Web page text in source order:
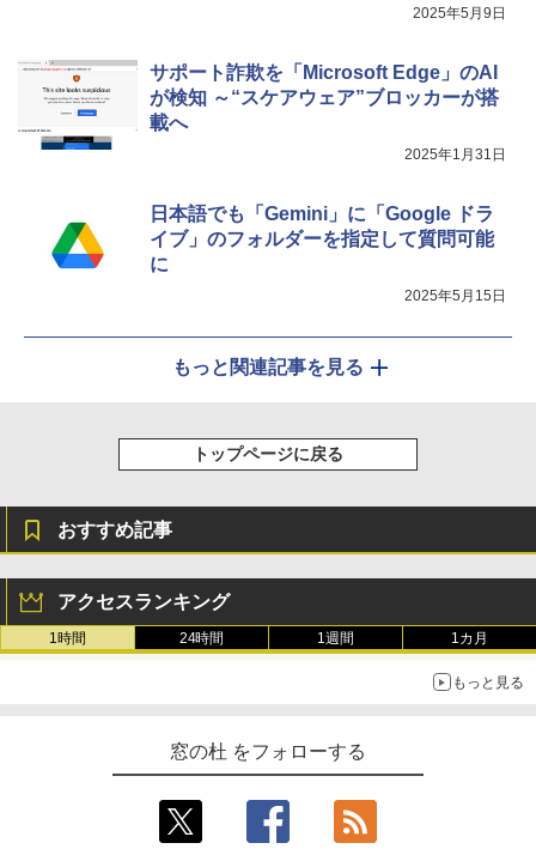
2025年5月9日
サポート詐欺を「Microsoft Edge」のAI
が検知 ～“スケアウェア”ブロッカーが搭
載へ
2025年1月31日
日本語でも「Gemini」に「Google ドラ
イブ」のフォルダーを指定して質問可能
に
2025年5月15日
もっと関連記事を見る
トップページに戻る
おすすめ記事
アクセスランキング
1時間 24時間 1週間 1カ月
もっと見る
窓の杜 をフォローする